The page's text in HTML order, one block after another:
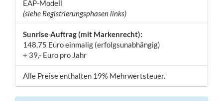
EAP-Modell
(siehe Registrierungsphasen links)
Sunrise-Auftrag (mit Markenrecht):
148,75 Euro einmalig (erfolgsunabhängig)
+ 39,- Euro pro Jahr
Alle Preise enthalten 19% Mehrwertsteuer.